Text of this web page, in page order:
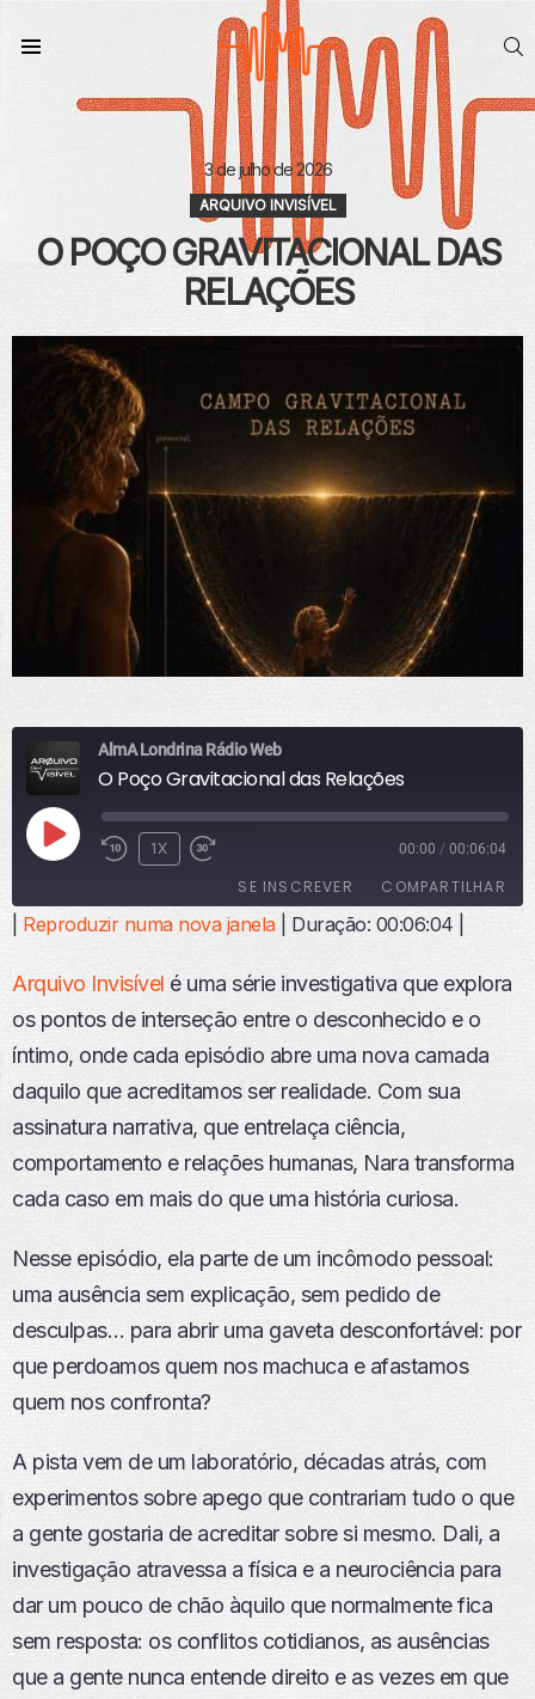
3 de julho de 2026
ARQUIVO INVISÍVEL
O POÇO GRAVITACIONAL DAS
RELAÇÕES
AlmA Londrina Rádio Web
O Poço Gravitacional das Relações
R
E
U
Z
R
E
I
S
Ó
D
O
1X 00:00 / 00:06:04
SE INSCREVER COMPARTILHAR
FEED RSS
INCORPO
RAR
Reproduzir numa nova janela| Duração: 00:06:04
Arquivo Invisível é uma série investigativa que explora
os pontos de interseção entre o desconhecido e o
íntimo, onde cada episódio abre uma nova camada
daquilo que acreditamos ser realidade. Com sua
assinatura narrativa, que entrelaça ciência,
comportamento e relações humanas, Nara transforma
cada caso em mais do que uma história curiosa.
Nesse episódio, ela parte de um incômodo pessoal:
uma ausência sem explicação, sem pedido de
desculpas… para abrir uma gaveta desconfortável: por
que perdoamos quem nos machuca e afastamos
quem nos confronta?
A pista vem de um laboratório, décadas atrás, com
experimentos sobre apego que contrariam tudo o que
a gente gostaria de acreditar sobre si mesmo. Dali, a
investigação atravessa a física e a neurociência para
dar um pouco de chão àquilo que normalmente fica
sem resposta: os conflitos cotidianos, as ausências
que a gente nunca entende direito e as vezes em que